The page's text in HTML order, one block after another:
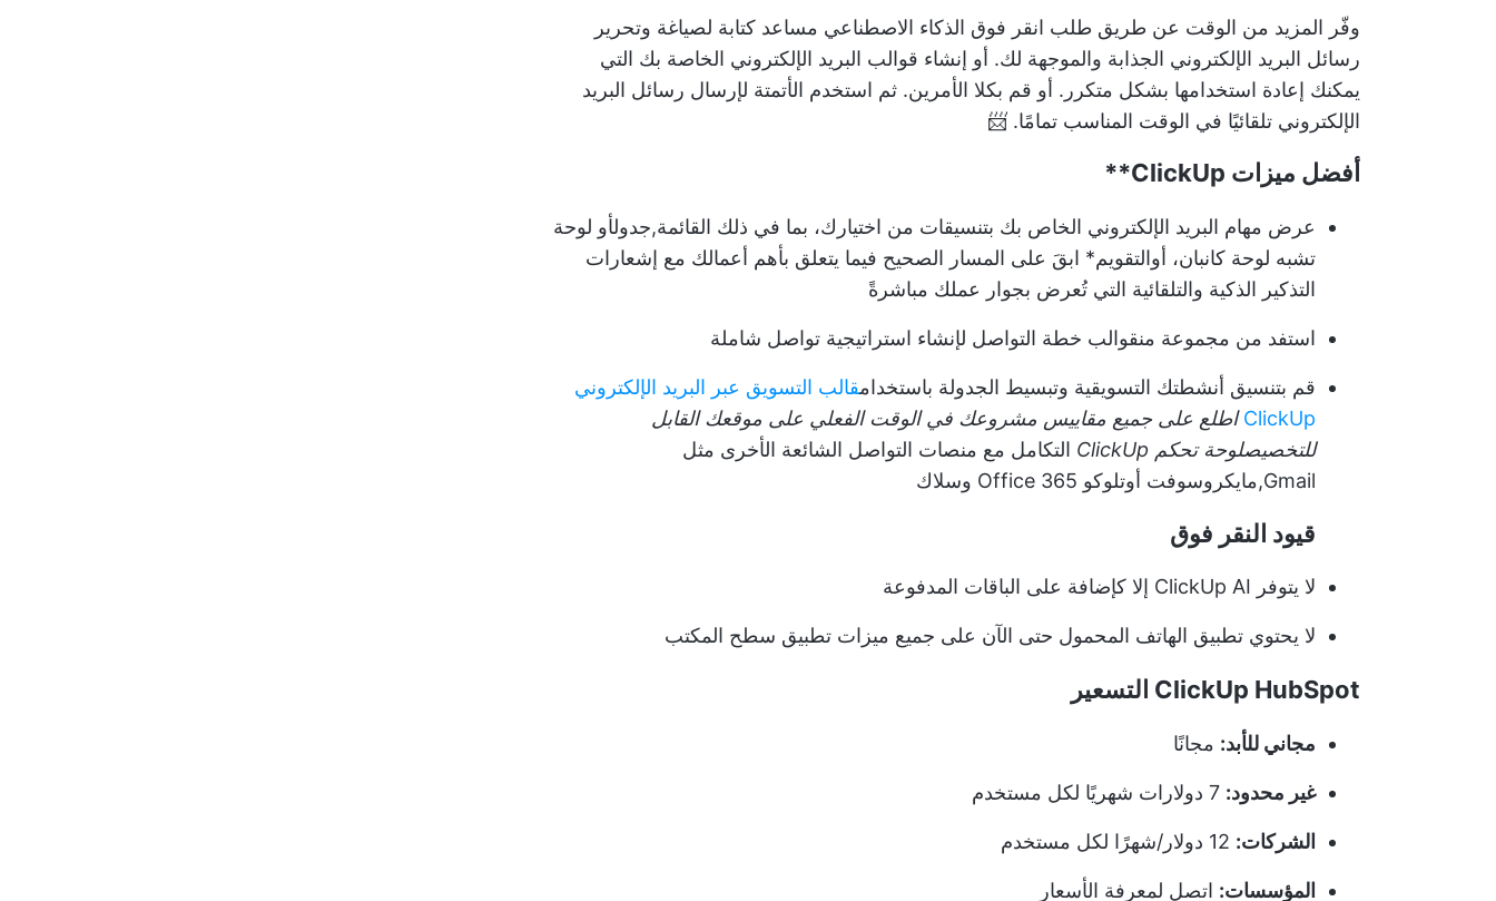
وفّر المزيد من الوقت عن طريق طلب انقر فوق الذكاء الاصطناعي مساعد كتابة لصياغة وتحرير
رسائل البريد الإلكتروني الجذابة والموجهة لك. أو إنشاء قوالب البريد الإلكتروني الخاصة بك التي
يمكنك إعادة استخدامها بشكل متكرر. أو قم بكلا الأمرين. ثم استخدم الأتمتة لإرسال رسائل البريد
الإلكتروني تلقائيًا في الوقت المناسب تمامًا. 📨
أفضل ميزات ClickUp**
عرض مهام البريد الإلكتروني الخاص بك بتنسيقات من اختيارك، بما في ذلك القائمة,جدولأو لوحة
تشبه لوحة كانبان، أوالتقويم* ابقَ على المسار الصحيح فيما يتعلق بأهم أعمالك مع إشعارات
التذكير الذكية والتلقائية التي تُعرض بجوار عملك مباشرةً
استفد من مجموعة منقوالب خطة التواصل لإنشاء استراتيجية تواصل شاملة
قم بتنسيق أنشطتك التسويقية وتبسيط الجدولة باستخدامقالب التسويق عبر البريد الإلكتروني
ClickUpاطلع على جميع مقاييس مشروعك في الوقت الفعلي على موقعك القابل
للتخصيصلوحة تحكم ClickUp
التكامل مع منصات التواصل الشائعة الأخرى مثل
Gmail, مايكروسوفت أوتلوكو Office 365 و سلاك
قيود النقر فوق
لا يتوفر ClickUp AI إلا كإضافة على الباقات المدفوعة
لا يحتوي تطبيق الهاتف المحمول حتى الآن على جميع ميزات تطبيق سطح المكتب
ClickUp HubSpot التسعير
مجاني للأبد: مجانًا
غير محدود:
الشركات:
المؤسسات: اتصل لمعرفة الأسعار